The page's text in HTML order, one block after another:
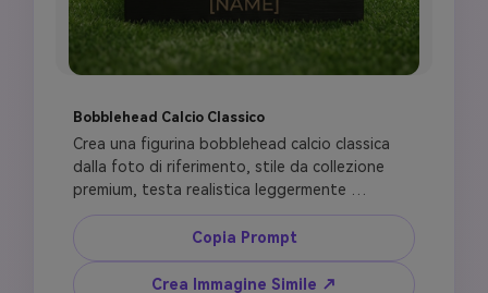
Bobblehead Calcio Classico
Crea una figurina bobblehead calcio classica
dalla foto di riferimento, stile da collezione
premium, testa realistica leggermente
sovradimensionata, collo corto rigido, posa
atletica compatta, dettagli viso e capelli
accurati. Vesti la figura con maglia calcio senza
loghi, pantaloncini, calzettoni e scarpe ispirati
Copia Prompt
Crea Immagine Simile ↗